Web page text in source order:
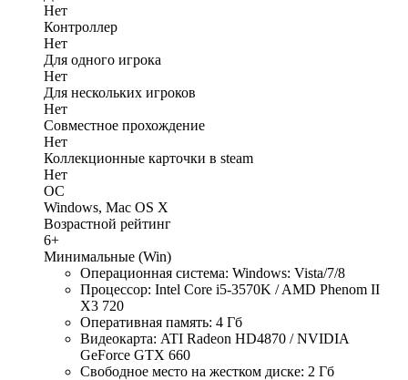
Нет
Контроллер
Нет
Для одного игрока
Нет
Для нескольких игроков
Нет
Совместное прохождение
Нет
Коллекционные карточки в steam
Нет
ОС
Windows, Mac OS X
Возрастной рейтинг
6+
Минимальные (Win)
Операционная система: Windows: Vista/7/8
Процессор: Intel Core i5-3570K / AMD Phenom II
X3 720
Оперативная память: 4 Гб
Видеокарта: ATI Radeon HD4870 / NVIDIA
GeForce GTX 660
Свободное место на жестком диске: 2 Гб